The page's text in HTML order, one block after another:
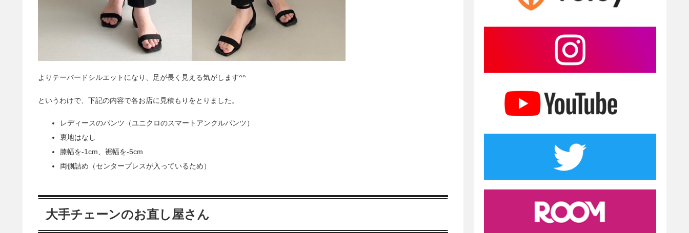
よりテーパードシルエットになり、足が長く見える気がします^^
というわけで、下記の内容で各お店に見積もりをとりました。
レディースのパンツ（ユニクロのスマートアンクルパンツ）
裏地はなし
膝幅を-1cm、裾幅を-5cm
両側詰め（センタープレスが入っているため）
大手チェーンのお直し屋さん